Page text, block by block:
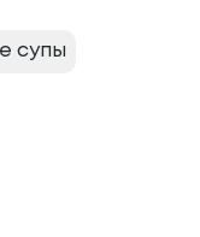
супы